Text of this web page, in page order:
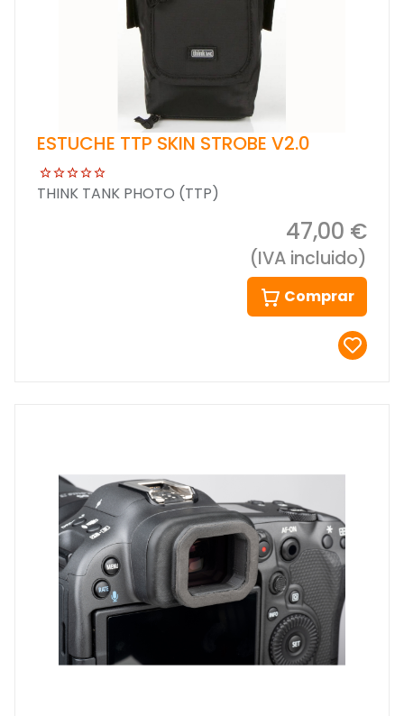
ESTUCHE TTP SKIN STROBE V2.0
THINK TANK PHOTO (TTP)
47,00 €
(IVA incluido)
Comprar